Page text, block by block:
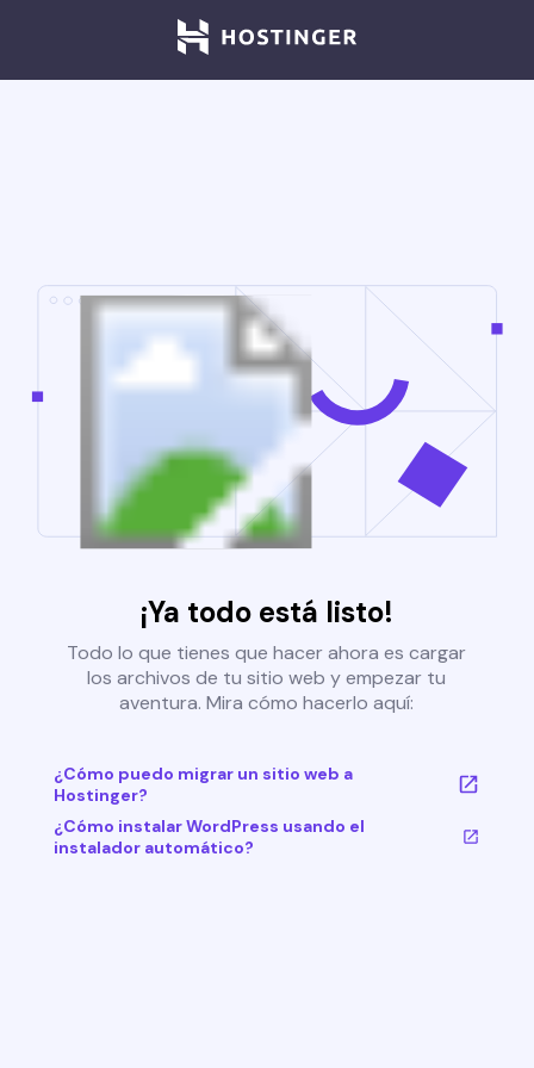
¡Ya todo está listo!
Todo lo que tienes que hacer ahora es cargar
los archivos de tu sitio web y empezar tu
aventura. Mira cómo hacerlo aquí:
¿Cómo puedo migrar un sitio web a
Hostinger?
¿Cómo instalar WordPress usando el
instalador automático?